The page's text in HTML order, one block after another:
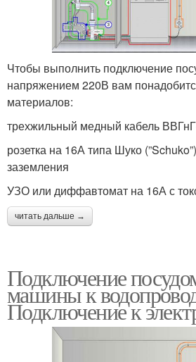
Чтобы выполнить подключение
напряжением 220В вам
материалов:
трехжильный медный кабель
розетка на 16А типа Шуко
заземления
УЗО или диффавтомат на 16А с
читать дальше →
Подключение
машины к
Подключение к